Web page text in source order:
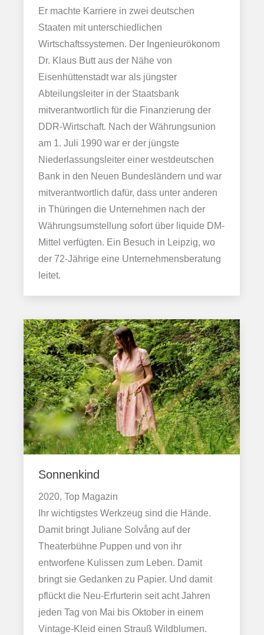
Er machte Karriere in zwei deutschen
Staaten mit unterschiedlichen
Wirtschaftssystemen. Der Ingenieurökonom
Dr. Klaus Butt aus der Nähe von
Eisenhüttenstadt war als jüngster
Abteilungsleiter in der Staatsbank
mitverantwortlich für die Finanzierung der
DDR-Wirtschaft. Nach der Währungsunion
am 1. Juli 1990 war er der jüngste
Niederlassungsleiter einer westdeutschen
Bank in den Neuen Bundesländern und war
mitverantwortlich dafür, dass unter anderen
in Thüringen die Unternehmen nach der
Währungsumstellung sofort über liquide DM-
Mittel verfügten. Ein Besuch in Leipzig, wo
der 72-Jährige eine Unternehmensberatung
leitet.
Sonnenkind
2020, Top Magazin
Ihr wichtigstes Werkzeug sind die Hände.
Damit bringt Juliane Solvång auf der
Theaterbühne Puppen und von ihr
entworfene Kulissen zum Leben. Damit
bringt sie Gedanken zu Papier. Und damit
pflückt die Neu-Erfurterin seit acht Jahren
jeden Tag von Mai bis Oktober in einem
Vintage-Kleid einen Strauß Wildblumen.